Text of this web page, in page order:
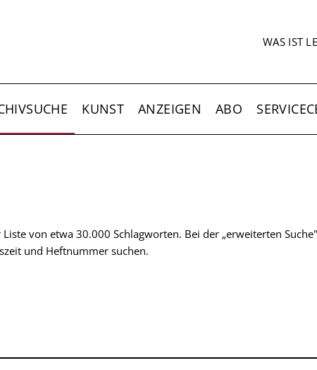
WAS IST
KUNST ANZEIGEN ABO
von etwa 30.000 Schlagworten. Bei der „erweiterten
und Heftnummer suchen.